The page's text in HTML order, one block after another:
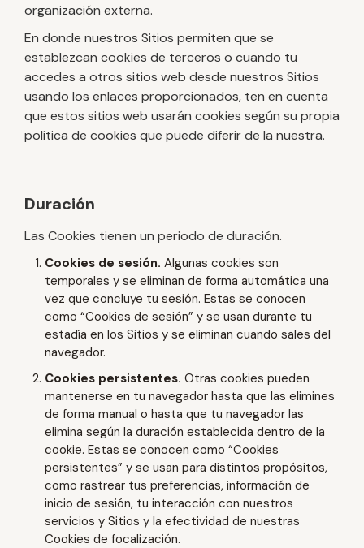
organización externa.
En donde nuestros Sitios permiten que se
establezcan cookies de terceros o cuando tu
accedes a otros sitios web desde nuestros Sitios
usando los enlaces proporcionados, ten en cuenta
que estos sitios web usarán cookies según su propia
política de cookies que puede diferir de la nuestra.
Duración
Las Cookies tienen un periodo de duración.
Cookies de sesión. Algunas cookies son
temporales y se eliminan de forma automática una
vez que concluye tu sesión. Estas se conocen
como “Cookies de sesión” y se usan durante tu
estadía en los Sitios y se eliminan cuando sales del
navegador.
Cookies persistentes. Otras cookies pueden
mantenerse en tu navegador hasta que las elimines
de forma manual o hasta que tu navegador las
elimina según la duración establecida dentro de la
cookie. Estas se conocen como “Cookies
persistentes” y se usan para distintos propósitos,
como rastrear tus preferencias, información de
inicio de sesión, tu interacción con nuestros
servicios y Sitios y la efectividad de nuestras
Cookies de focalización.